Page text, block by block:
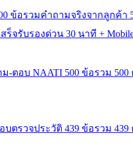
ข้อรวมคำถามจริงจากลูกค้า
ร็จรับรองด่วน 30 นาที +
ม-ตอบ NAATI 500 ข้อรวม 500
บตรวจประวัติ 439 ข้อรวม